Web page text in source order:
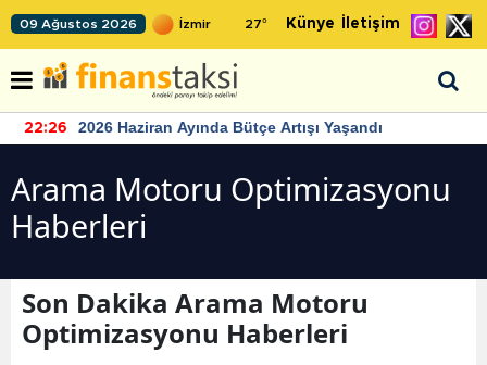
09 Ağustos 2026 27° Künye İletişim
22:26 2026 Haziran Ayında Bütçe Artışı Yaşandı
Arama Motoru Optimizasyonu
Haberleri
Son Dakika Arama Motoru
Optimizasyonu Haberleri